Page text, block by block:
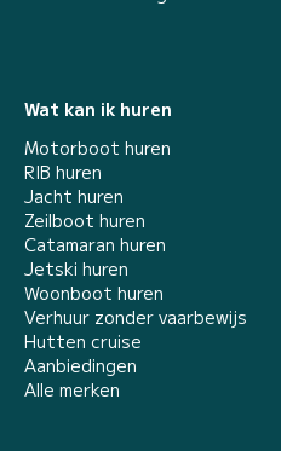
Wat kan ik huren
Motorboot huren
RIB huren
Jacht huren
Zeilboot huren
Catamaran huren
Jetski huren
Woonboot huren
Verhuur zonder vaarbewijs
Hutten cruise
Aanbiedingen
Alle merken